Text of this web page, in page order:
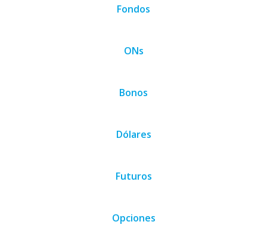
Fondos
ONs
Bonos
Dólares
Futuros
Opciones